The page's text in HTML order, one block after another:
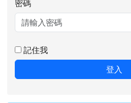
密碼
記住我
登入